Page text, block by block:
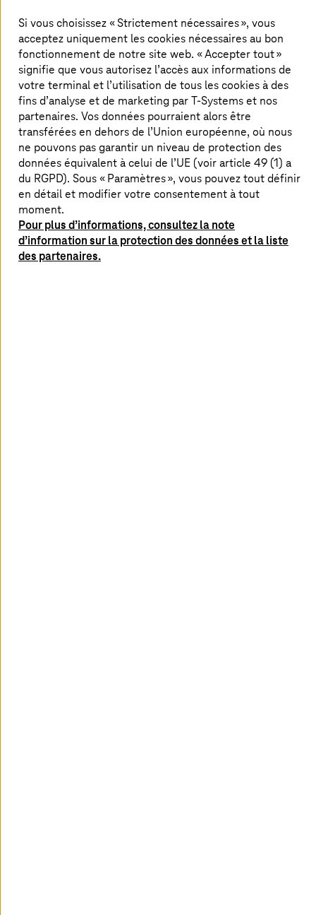
nécessaire
Solution deT-Systems
Transfert de plus de 300 structures de données,
parfois complexes, de Windchill vers Teamcenter
Plan de migration clair grâce à la connaissance des
formats de données
Utilisation du PDM WebConnector deT-Systems
sur la base d'un projet
Extraction et conversion en Excel et XML
automatisées pour faciliter l'intégration dans le
système cible
Si vous choisissez « Strictement nécessaires », vous
acceptez uniquement les cookies nécessaires au bon
fonctionnement de notre site web. « Accepter tout »
signifie que vous autorisez l’accès aux informations de
votre terminal et l’utilisation de tous les cookies à des
fins d’analyse et de marketing parT-Systemset nos
partenaires. Vos données pourraient alors être
transférées en dehors de l’Union européenne, où nous
ne pouvons pas garantir un niveau de protection des
données équivalent à celui de l’UE (voir article 49 (1) a
du RGPD). Sous « Paramètres », vous pouvez tout définir
en détail et modifier votre consentement à tout
moment.
Pour plus d’informations, consultez la note
d’information sur la protection des données et la liste
des partenaires.